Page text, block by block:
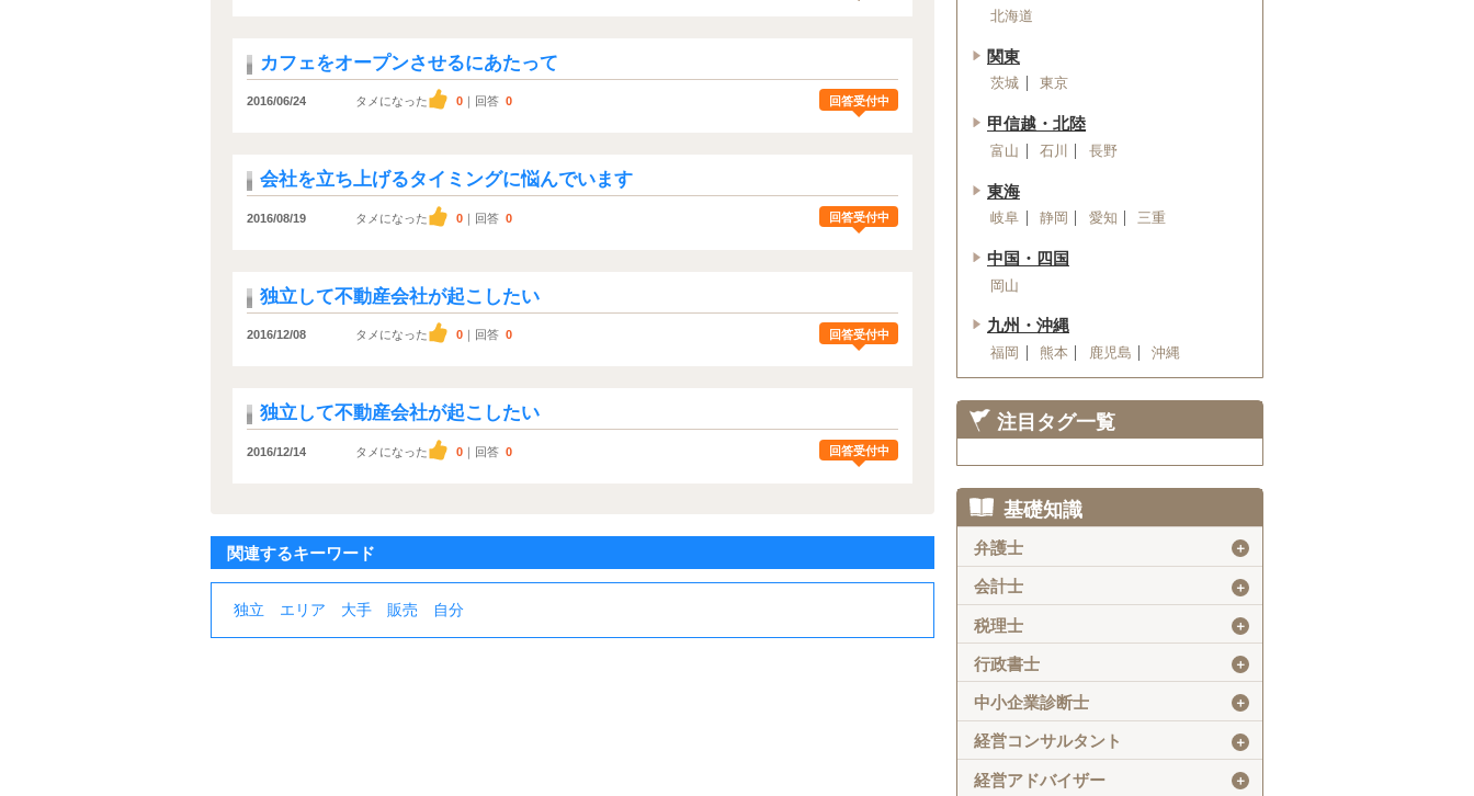
カフェをオープンさせるにあたって
2016/06/24 タメになった 0 ｜回答 0 回答受付中
会社を立ち上げるタイミングに悩んでいます
2016/08/19 タメになった 0 ｜回答 0 回答受付中
独立して不動産会社が起こしたい
2016/12/08 タメになった 0 ｜回答 0 回答受付中
独立して不動産会社が起こしたい
2016/12/14 タメになった 0 ｜回答 0 回答受付中
関連するキーワード
独立 エリア 大手 販売 自分
北海道
関東
茨城 東京
甲信越・北陸
富山 石川 長野
東海
岐阜 静岡 愛知 三重
中国・四国
岡山
九州・沖縄
福岡 熊本 鹿児島 沖縄
注目タグ一覧
基礎知識
弁護士 ＋
会計士 ＋
税理士 ＋
行政書士 ＋
中小企業診断士 ＋
経営コンサルタント ＋
経営アドバイザー ＋